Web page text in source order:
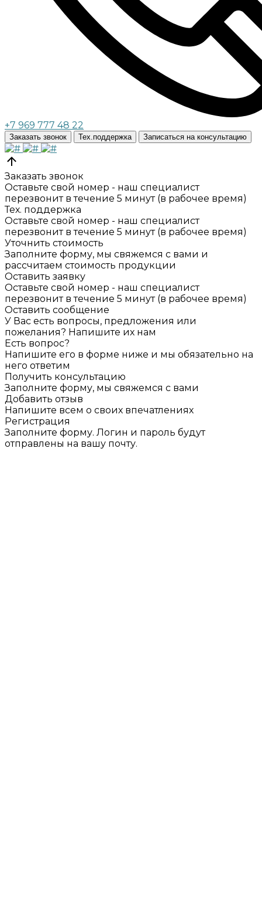
+7 969 777 48 22
Заказать звонок Тех.поддержка Записаться на консультацию
Заказать звонок
Оставьте свой номер - наш специалист
перезвонит в течение 5 минут (в рабочее время)
Тех. поддержка
Оставьте свой номер - наш специалист
перезвонит в течение 5 минут (в рабочее время)
Уточнить стоимость
Заполните форму, мы свяжемся с вами и
рассчитаем стоимость продукции
Оставить заявку
Оставьте свой номер - наш специалист
перезвонит в течение 5 минут (в рабочее время)
Оставить сообщение
У Вас есть вопросы, предложения или
пожелания? Напишите их нам
Есть вопрос?
Напишите его в форме ниже и мы обязательно на
него ответим
Получить консультацию
Заполните форму, мы свяжемся с вами
Добавить отзыв
Напишите всем о своих впечатлениях
Регистрация
Заполните форму. Логин и пароль будут
отправлены на вашу почту.